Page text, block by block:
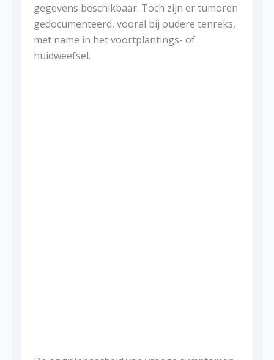
gegevens beschikbaar. Toch zijn er tumoren
gedocumenteerd, vooral bij oudere tenreks,
met name in het voortplantings- of
huidweefsel.